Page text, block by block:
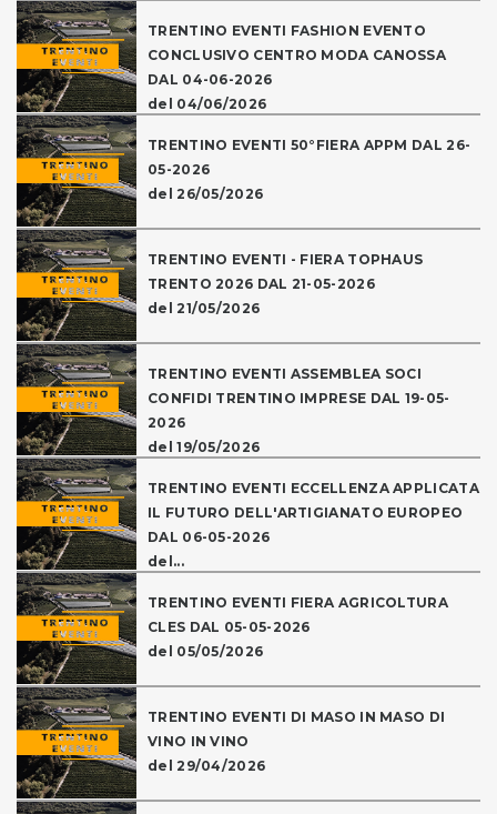
TRENTINO EVENTI FASHION EVENTO
CONCLUSIVO CENTRO MODA CANOSSA
DAL 04-06-2026
del 04/06/2026
TRENTINO EVENTI 50°FIERA APPM DAL 26-
05-2026
del 26/05/2026
TRENTINO EVENTI - FIERA TOPHAUS
TRENTO 2026 DAL 21-05-2026
del 21/05/2026
TRENTINO EVENTI ASSEMBLEA SOCI
CONFIDI TRENTINO IMPRESE DAL 19-05-
2026
del 19/05/2026
TRENTINO EVENTI ECCELLENZA APPLICATA
IL FUTURO DELL'ARTIGIANATO EUROPEO
DAL 06-05-2026
del...
TRENTINO EVENTI FIERA AGRICOLTURA
CLES DAL 05-05-2026
del 05/05/2026
TRENTINO EVENTI DI MASO IN MASO DI
VINO IN VINO
del 29/04/2026